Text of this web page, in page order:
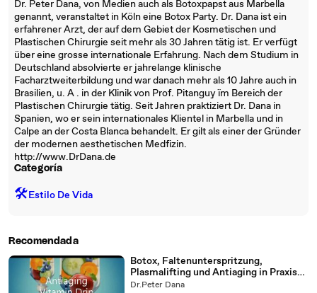
Dr. Peter Dana, von Medien auch als Botoxpapst aus Marbella
genannt, veranstaltet in Köln eine Botox Party. Dr. Dana ist ein
erfahrener Arzt, der auf dem Gebiet der Kosmetischen und
Plastischen Chirurgie seit mehr als 30 Jahren tätig ist. Er verfügt
über eine grosse internationale Erfahrung. Nach dem Studium in
Deutschland absolvierte er jahrelange klinische
Facharztweiterbildung und war danach mehr als 10 Jahre auch in
Brasilien, u. A . in der Klinik von Prof. Pitanguy ïm Bereich der
Plastischen Chirurgie tätig. Seit Jahren praktiziert Dr. Dana in
Spanien, wo er sein internationales Klientel in Marbella und in
Calpe an der Costa Blanca behandelt. Er gilt als einer der Gründer
der modernen aesthetischen Medfizin.
http://www.DrDana.de
Categoría
🛠️Estilo De Vida
Recomendada
Botox, Faltenunterspritzung,
Plasmalifting und Antiaging in Praxis
Dr. Dana in Marbella und Calpe.
Dr.Peter Dana